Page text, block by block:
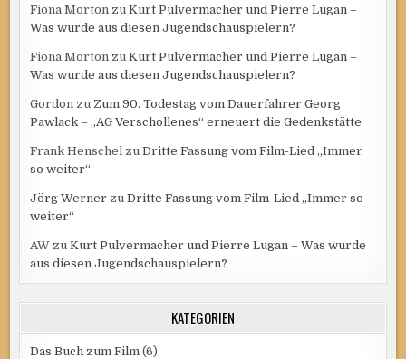
Fiona Morton zuKurt Pulvermacher und Pierre Lugan –
Was wurde aus diesen Jugendschauspielern?
Fiona Morton zuKurt Pulvermacher und Pierre Lugan –
Was wurde aus diesen Jugendschauspielern?
Gordon zu Zum 90. Todestag vom Dauerfahrer Georg
Pawlack – „AG Verschollenes“ erneuert die Gedenkstätte
Frank Henschel zuDritte Fassung vom Film-Lied „Immer
so weiter“
Jörg Werner zuDritte Fassung vom Film-Lied „Immer so
weiter“
AW zuKurt Pulvermacher und Pierre Lugan – Was wurde
aus diesen Jugendschauspielern?
KATEGORIEN
Das Buch zum Film (6)